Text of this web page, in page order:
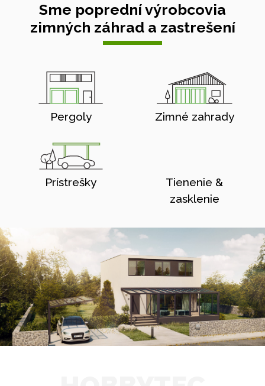
Sme poprední výrobcovia
zimných záhrad a zastrešení
Pergoly Zimné zahrady
Prístrešky
Tienenie &
zasklenie